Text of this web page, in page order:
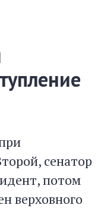
сенатор
потом
верховного